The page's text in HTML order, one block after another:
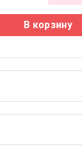
В корзину